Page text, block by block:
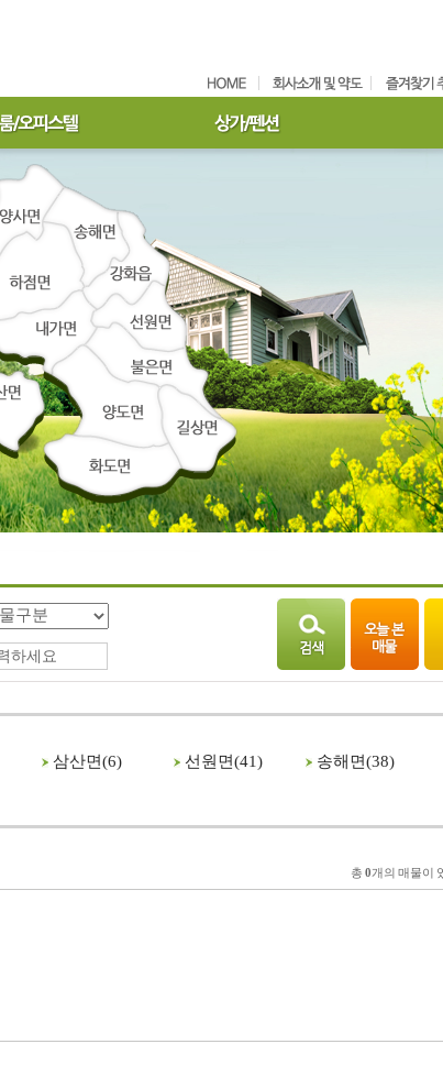
삼산면(6) 선원면(41) 송해면(38)
총 0개의 매물이